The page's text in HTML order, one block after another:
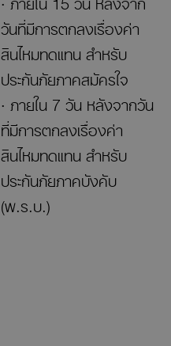
วันที่มีการตกลงเรื่องค่า
สินไหมทดแทน สำหรับ
ประกันภัยภาคสมัครใจ
· ภายใน 7 วัน หลังจากวัน
ที่มีการตกลงเรื่องค่า
สินไหมทดแทน สำหรับ
ประกันภัยภาคบังคับ
(พ.ร.บ.)